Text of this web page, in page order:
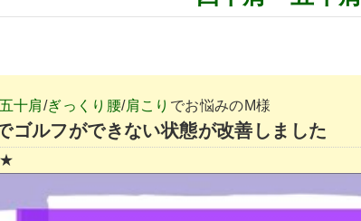
十肩/ぎっくり腰/肩こり でお悩みのM様
ゴルフができない状態が改善しました